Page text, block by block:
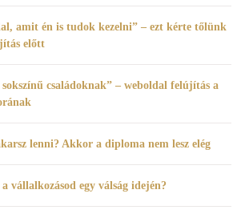
amit én is tudok kezelni” – ezt kérte tőlünk
előtt
családoknak” – weboldal felújítás a
lenni? Akkor a diploma nem lesz elég
vállalkozásod egy válság idején?